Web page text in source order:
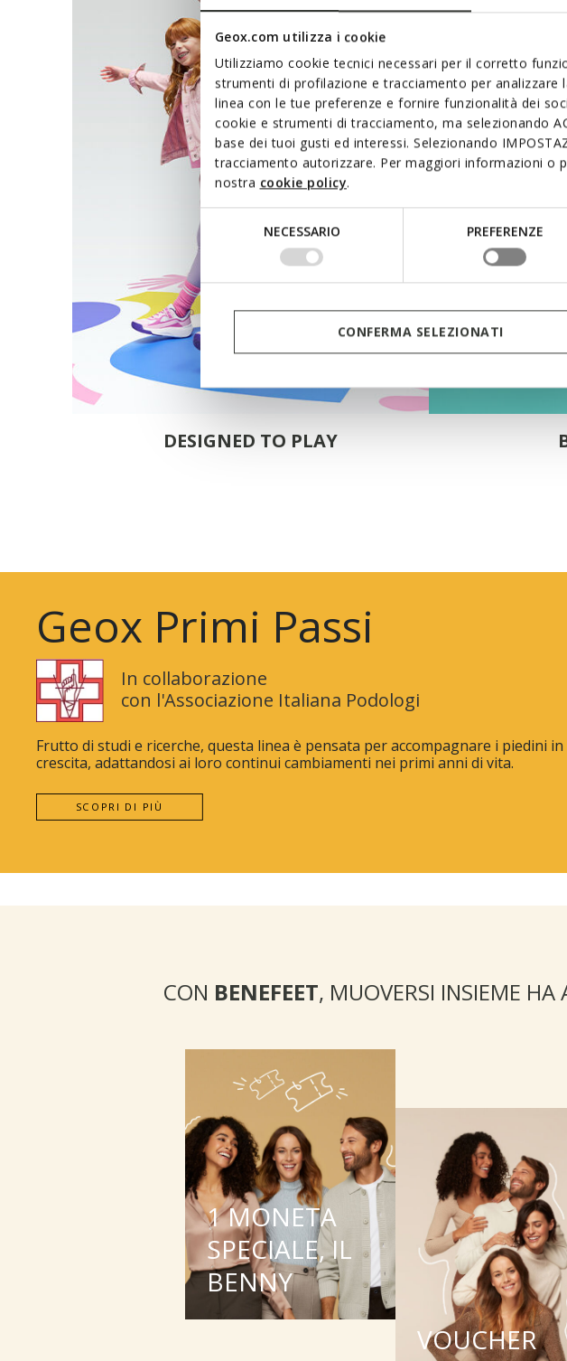
Geox.com utilizza i cookie
Utilizziamo cookie tecnici necessari per il corretto
strumenti di profilazione e tracciamento per analizzare
linea con le tue preferenze e fornire funzionalità dei
cookie e strumenti di tracciamento, ma selezionando
base dei tuoi gusti ed interessi. Selezionando
tracciamento autorizzare. Per maggiori informazioni o
nostra cookie policy.
NECESSARIO PREFERENZE
CONFERMA SELEZIONATI
DESIGNED TO PLAY
Geox Primi Passi
Frutto di studi e ricerche, questa linea è pensata per accompagnare i piedini in
crescita, adattandosi ai loro continui cambiamenti nei primi anni di vita.
In collaborazione
con l'Associazione Italiana Podologi
SCOPRI DI PIÙ
CON BENEFEET, MUOVERSI INSIEME HA
1 MONETA
SPECIALE, IL
BENNY
VOUCHER